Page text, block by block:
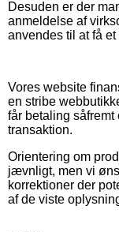
Desuden er der
anmeldelse af
anvendes til at få
Vores website
en stribe
får betaling såfremt
transaktion.
Orientering om
jævnligt, men vi
korrektioner der
af de viste